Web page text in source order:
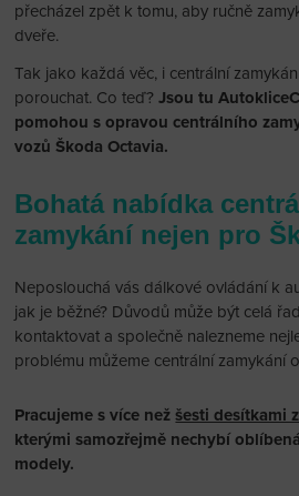
přecházel zpět k tomu, aby ručně
dveře.
Tak jako každá věc, i centrální
porouchat. Co teď?Jsou tu
pomohou s opravou centrálního
vozů Škoda Octavia.
Bohatá nabídka
zamykání nejen pro
Neposlouchá vás dálkové ovládání k
jak je běžné? Důvodů může být celá
kontaktovat a společně nalezneme
problému můžeme centrální zamykání
Pracujeme s více nežšesti desítkami
kterými samozřejmě nechybí
modely.